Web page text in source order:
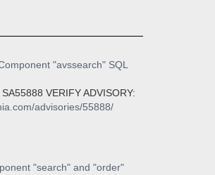
"avssearch" SQL
VERIFY ADVISORY:
advisories/55888/
"search" and "order"